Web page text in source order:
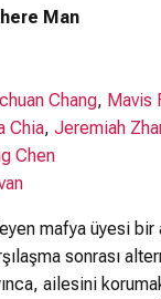
Man
Chang, Mavis
Chia, Jeremiah
Chen
mafya üyesi bir
sonrası
ailesini